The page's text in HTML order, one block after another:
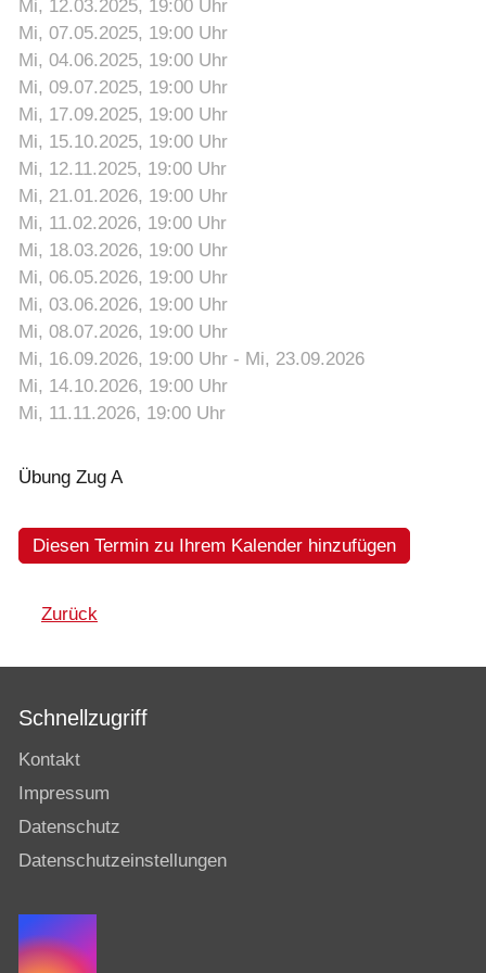
Mi, 12.03.2025, 19:00 Uhr
Mi, 07.05.2025, 19:00 Uhr
Mi, 04.06.2025, 19:00 Uhr
Mi, 09.07.2025, 19:00 Uhr
Mi, 17.09.2025, 19:00 Uhr
Mi, 15.10.2025, 19:00 Uhr
Mi, 12.11.2025, 19:00 Uhr
Mi, 21.01.2026, 19:00 Uhr
Mi, 11.02.2026, 19:00 Uhr
Mi, 18.03.2026, 19:00 Uhr
Mi, 06.05.2026, 19:00 Uhr
Mi, 03.06.2026, 19:00 Uhr
Mi, 08.07.2026, 19:00 Uhr
Mi, 16.09.2026, 19:00 Uhr - Mi, 23.09.2026
Mi, 14.10.2026, 19:00 Uhr
Mi, 11.11.2026, 19:00 Uhr
Übung Zug A
Diesen Termin zu Ihrem Kalender hinzufügen
Zurück
Schnellzugriff
Kontakt
Impressum
Datenschutz
Datenschutzeinstellungen